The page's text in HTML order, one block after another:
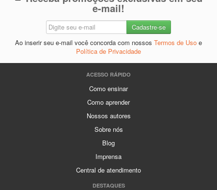
e-mail!
Ao inserir seu e-mail você concorda com nossos Termos de Uso e
Política de Privacidade
ACESSO RÁPIDO
Como ensinar
Como aprender
Nossos autores
Sobre nós
Blog
Imprensa
Central de atendimento
DESTAQUES